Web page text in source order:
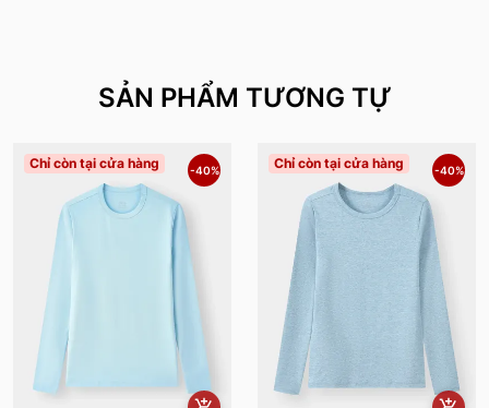
SẢN PHẨM TƯƠNG TỰ
Chỉ còn tại cửa hàng -40% Chỉ còn tại cửa hàng -40%